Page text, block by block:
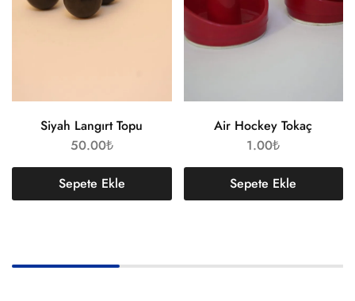
Siyah Langırt Topu
50.00₺
Sepete Ekle
Air Hockey Tokaç
1.00₺
Sepete Ekle